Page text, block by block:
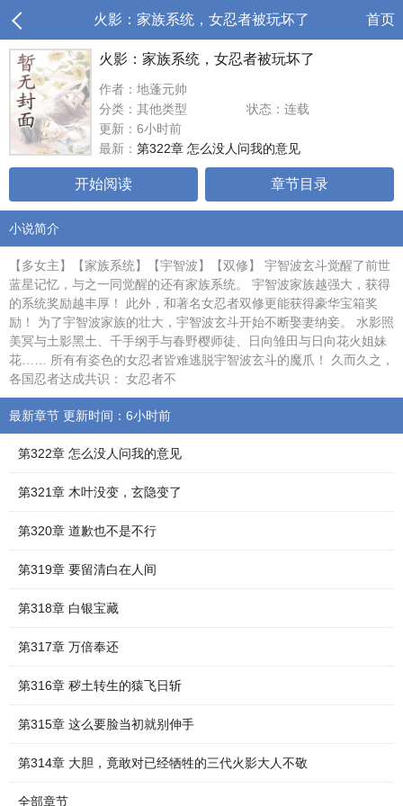
火影：家族系统，女忍者被玩坏了 首页
火影：家族系统，女忍者被玩坏了
作者：地蓬元帅
分类：其他类型
状态：连载
更新：6小时前
最新： 第322章 怎么没人问我的意见
开始阅读 章节目录
小说简介
【多女主】【家族系统】【宇智波】【双修】 宇智波玄斗觉醒了前世
蓝星记忆，与之一同觉醒的还有家族系统。 宇智波家族越强大，获得
的系统奖励越丰厚！ 此外，和著名女忍者双修更能获得豪华宝箱奖
励！ 为了宇智波家族的壮大，宇智波玄斗开始不断娶妻纳妾。 水影照
美冥与土影黑土、千手纲手与春野樱师徒、日向雏田与日向花火姐妹
花…… 所有有姿色的女忍者皆难逃脱宇智波玄斗的魔爪！ 久而久之，
各国忍者达成共识： 女忍者不
最新章节 更新时间：6小时前
第322章 怎么没人问我的意见
第321章 木叶没变，玄隐变了
第320章 道歉也不是不行
第319章 要留清白在人间
第318章 白银宝藏
第317章 万倍奉还
第316章 秽土转生的猿飞日斩
第315章 这么要脸当初就别伸手
第314章 大胆，竟敢对已经牺牲的三代火影大人不敬
全部章节